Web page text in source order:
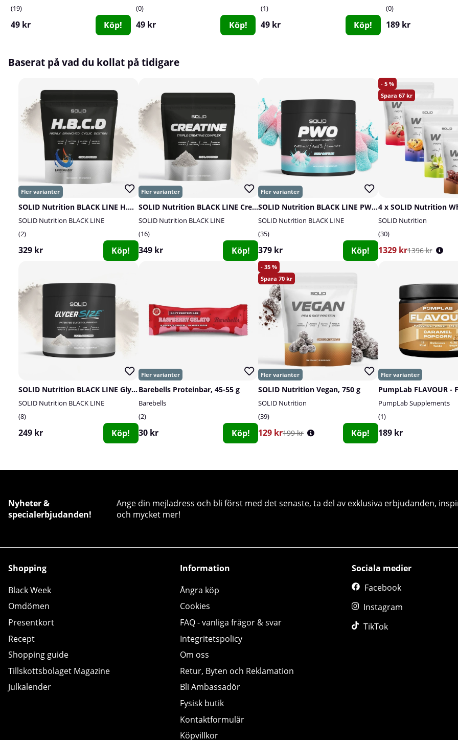
19
49 kr Köp!
0
49 kr Köp!
1
49 kr Köp!
0
189 kr
Baserat på vad du kollat på tidigare
SOLID Nutrition BLACK LINE H.B.C.D, 900 g
SOLID Nutrition BLACK LINE
2
329 kr Köp!
SOLID Nutrition BLACK LINE Creatine, 400 g
SOLID Nutrition BLACK LINE
16
349 kr Köp!
SOLID Nutrition BLACK LINE PWO, 400 g
SOLID Nutrition BLACK LINE
35
379 kr Köp!
5
67
4 x SOLID Nutrition
SOLID Nutrition
30
1329 kr1396 kr
SOLID Nutrition BLACK LINE GlycerSize, 165 g
SOLID Nutrition BLACK LINE
8
249 kr Köp!
Barebells Proteinbar, 45-55 g
Barebells
2
30 kr Köp!
35
70
SOLID Nutrition Vegan, 750 g
SOLID Nutrition
39
129 kr199 kr Köp!
PumpLab Supplements
1
189 kr
Nyheter &
specialerbjudanden!
Ange din mejladress och bli först med det senaste, ta del av exklusiva erbjudanden,
och mycket mer!
Shopping
Black Week
Omdömen
Presentkort
Recept
Shopping guide
Tillskottsbolaget Magazine
Julkalender
Information
Ångra köp
Cookies
FAQ - vanliga frågor & svar
Integritetspolicy
Om oss
Retur, Byten och Reklamation
Bli Ambassadör
Fysisk butik
Kontaktformulär
Köpvillkor
Sociala medier
Facebook
Instagram
TikTok